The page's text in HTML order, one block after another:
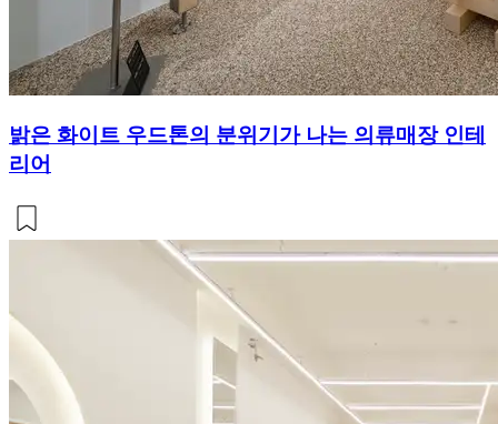
밝은 화이트 우드톤의 분위기가 나는 의류매장 인테
리어